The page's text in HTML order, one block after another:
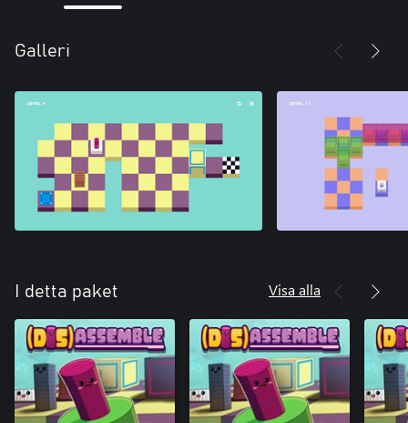
Galleri
I detta paket Visa alla